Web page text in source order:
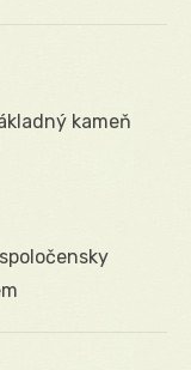
kameň